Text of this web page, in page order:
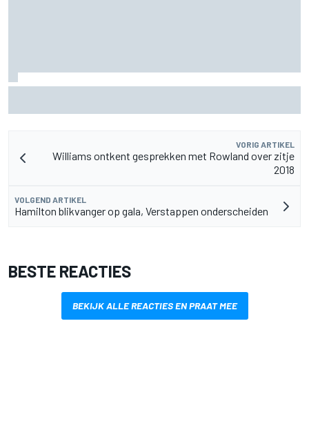
VORIG ARTIKEL
Williams ontkent gesprekken met Rowland over zitje
2018
VOLGEND ARTIKEL
Hamilton blikvanger op gala, Verstappen onderscheiden
BESTE REACTIES
BEKIJK ALLE REACTIES EN PRAAT MEE